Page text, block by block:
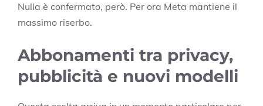
Nulla è confermato, però. Per ora Meta mantiene il
massimo riserbo.
Abbonamenti tra privacy,
pubblicità e nuovi modelli